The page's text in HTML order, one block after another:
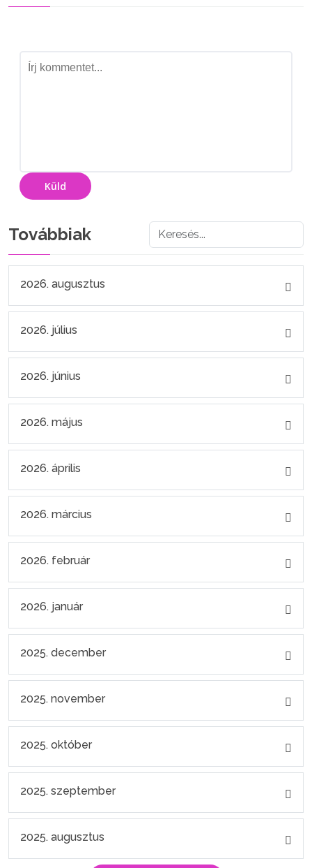
Küld
Továbbiak
2026. augusztus
2026. július
2026. június
2026. május
2026. április
2026. március
2026. február
2026. január
2025. december
2025. november
2025. október
2025. szeptember
2025. augusztus